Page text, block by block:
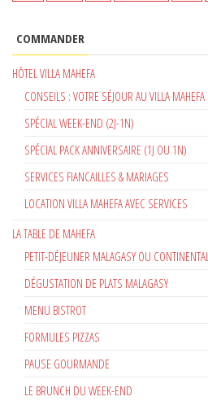
COMMANDER
HÔTEL VILLA MAHEFA
CONSEILS : VOTRE SÉJOUR AU VILLA MAHEFA
SPÉCIAL WEEK-END (2J-1N)
SPÉCIAL PACK ANNIVERSAIRE (1J OU 1N)
SERVICES FIANCAILLES & MARIAGES
LOCATION VILLA MAHEFA AVEC SERVICES
LA TABLE DE MAHEFA
PETIT-DÉJEUNER MALAGASY OU CONTINENTAL
DÉGUSTATION DE PLATS MALAGASY
MENU BISTROT
FORMULES PIZZAS
PAUSE GOURMANDE
LE BRUNCH DU WEEK-END